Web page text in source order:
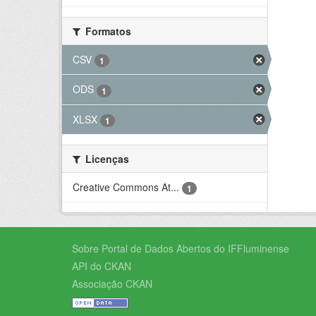
Formatos
CSV
1
ODS 1
XLSX 1
Licenças
Creative Commons At...
1
Sobre Portal de Dados Abertos do IFFluminense
API do CKAN
Associação CKAN